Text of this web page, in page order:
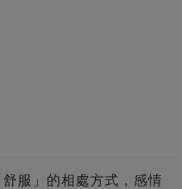
服」的相處方式，感情